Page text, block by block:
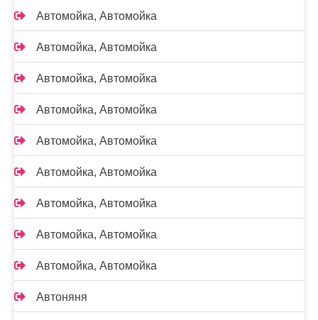
Автомойка, Автомойка
Автомойка, Автомойка
Автомойка, Автомойка
Автомойка, Автомойка
Автомойка, Автомойка
Автомойка, Автомойка
Автомойка, Автомойка
Автомойка, Автомойка
Автомойка, Автомойка
Автоняня